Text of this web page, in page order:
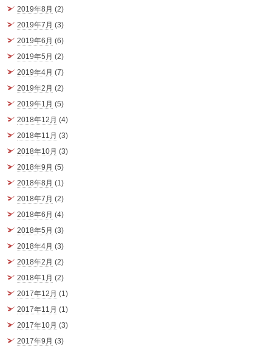
2019年8月 (2)
2019年7月 (3)
2019年6月 (6)
2019年5月 (2)
2019年4月 (7)
2019年2月 (2)
2019年1月 (5)
2018年12月 (4)
2018年11月 (3)
2018年10月 (3)
2018年9月 (5)
2018年8月 (1)
2018年7月 (2)
2018年6月 (4)
2018年5月 (3)
2018年4月 (3)
2018年2月 (2)
2018年1月 (2)
2017年12月 (1)
2017年11月 (1)
2017年10月 (3)
2017年9月 (3)